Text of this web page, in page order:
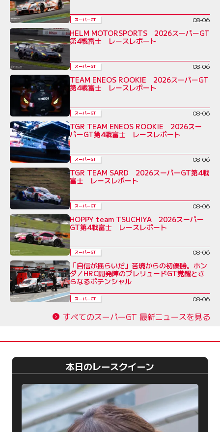
スーパーGT 08-06
HELM MOTORSPORTS 2026スーパーGT
第4戦富士 レースレポート
スーパーGT 08-06
TEAM ENEOS ROOKIE 2026スーパーGT
第4戦富士 レースレポート
スーパーGT 08-06
TGR TEAM ENEOS ROOKIE 2026スー
パーGT第4戦富士 レースレポート
スーパーGT 08-06
TGR TEAM SARD 2026スーパーGT第4戦
富士 レースレポート
スーパーGT 08-06
HOPPY team TSUCHIYA 2026スーパー
GT第4戦富士 レースレポート
スーパーGT 08-06
「自信が揺らいだ」苦境からの初優勝。ホン
ダ／HRC開発陣のプレリュードGT覚醒とさ
らなるポテンシャル
スーパーGT 08-06
すべてのスーパーGT 最新ニュースを見る
本日のレースクイーン